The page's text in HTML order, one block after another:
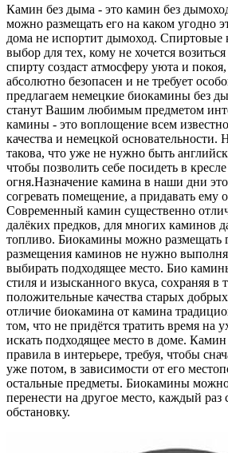
Камин без дыма - это камин без
можно размещать его на каком угодно
дома не испортит дымоход.
выбор для тех, кому не хочется
спирту создаст атмосферу уюта и
абсолютно безопасен и не требует
предлагаем немецкие биокамины без
станут Вашим любимым предметом
камины - это воплощение всем
качества и немецкой основательности.
такова, что уже не нужно быть
чтобы позволить себе посидеть в
огня.Назначение камина в наши дни
согревать помещение, а придавать ему
Современный камин существенно
далёких предков, для многих каминов
топливо. Биокамины можно размещать
размещения каминов не нужно
выбирать подходящее место. Био
стиля и изысканного вкуса, сохраняя в
положительные качества старых
отличие биокамина от камина
том, что не придётся тратить время на
искать подходящее место в доме.
правила в интерьере, требуя, чтобы
уже потом, в зависимости от его
остальные предметы. Биокамины
перенести на другое место, каждый раз
обстановку.